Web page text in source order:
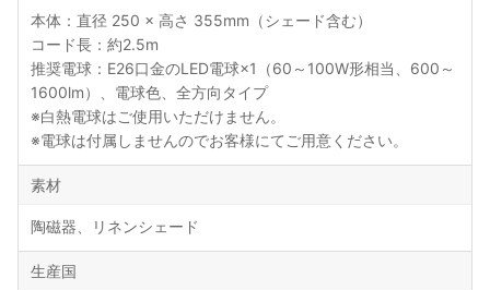
本体：直径 250 × 高さ 355mm（シェード含む）
コード長：約2.5m
推奨電球：E26口金のLED電球×1（60～100W形相当、600～
1600lm）、電球色、全方向タイプ
※白熱電球はご使用いただけません。
※電球は付属しませんのでお客様にてご用意ください。
素材
陶磁器、リネンシェード
生産国